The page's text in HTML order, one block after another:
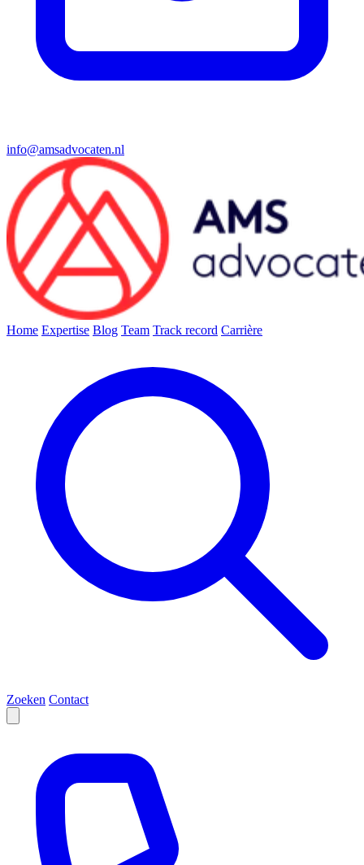
info@amsadvocaten.nl
Home Expertise Blog Team Track record Carrière
Zoeken Contact